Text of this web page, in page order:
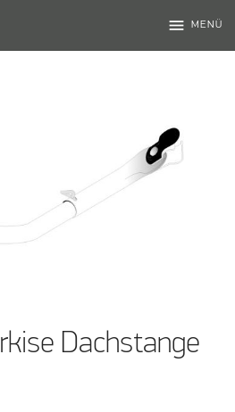
menu MENÜ
Dachstange